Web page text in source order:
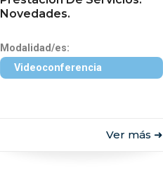
Novedades.
Modalidad/es:
Videoconferencia
Ver más ➜